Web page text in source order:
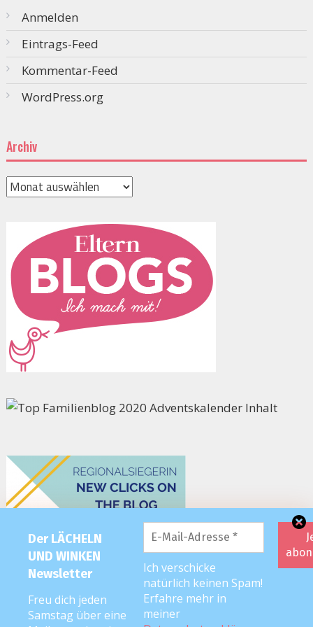
Der LÄCHELN
UND WINKEN
Newsletter
Freu dich jeden
Samstag über eine
Ich verschicke
natürlich keinen Spam!
Erfahre mehr in
meiner
Anmelden
Eintrags-Feed
Kommentar-Feed
WordPress.org
Archiv
Archiv